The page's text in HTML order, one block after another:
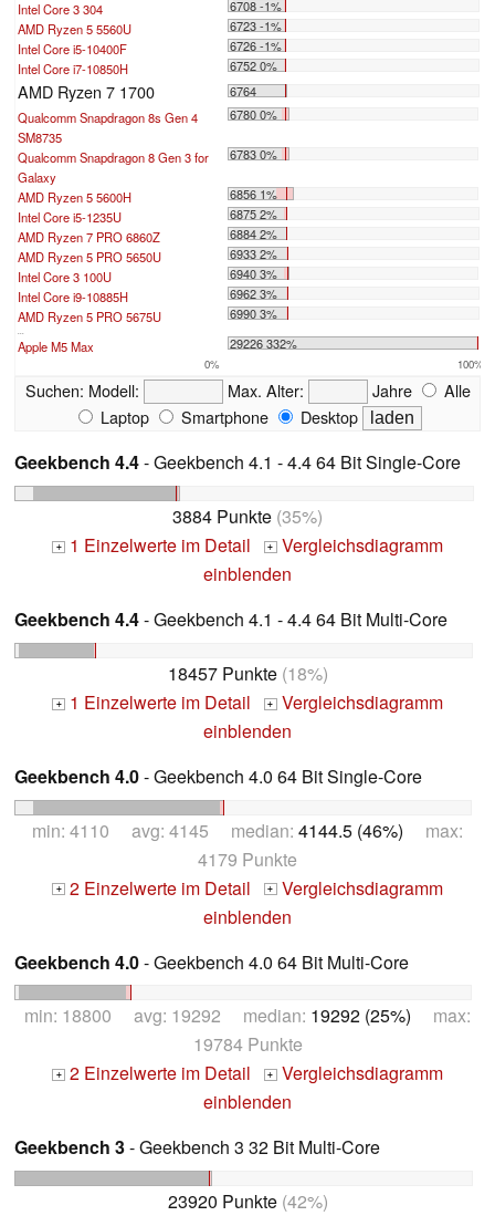
Intel Core 3 304
6708 -1%
AMD Ryzen 5 5560U
6723 -1%
Intel Core i5-10400F
6726 -1%
Intel Core i7-10850H
6752 0%
AMD Ryzen 7 1700
6764
Qualcomm Snapdragon 8s Gen 4
SM8735
6780 0%
Qualcomm Snapdragon 8 Gen 3 for
Galaxy
6783 0%
AMD Ryzen 5 5600H
6856 1%
Intel Core i5-1235U
6875 2%
AMD Ryzen 7 PRO 6860Z
6884 2%
AMD Ryzen 5 PRO 5650U
6933 2%
Intel Core 3 100U
6940 3%
Intel Core i9-10885H
6962 3%
AMD Ryzen 5 PRO 5675U
6990 3%
...
Apple M5 Max 29226 332%
0% 100%
Suchen: Modell: Max. Alter: Jahre
Alle
Laptop
Smartphone Desktop
Geekbench 4.4- Geekbench 4.1 - 4.4 64 Bit Single-Core
3884 Punkte (35%)
+ 1 Einzelwerte im Detail + Vergleichsdiagramm
einblenden
Geekbench 4.4- Geekbench 4.1 - 4.4 64 Bit Multi-Core
18457 Punkte(18%)
+ 1 Einzelwerte im Detail + Vergleichsdiagramm
einblenden
Geekbench 4.0- Geekbench 4.0 64 Bit Single-Core
min: 4110 avg: 4145 median: 4144.5 (46%) max:
4179 Punkte
+ 2 Einzelwerte im Detail + Vergleichsdiagramm
einblenden
Geekbench 4.0- Geekbench 4.0 64 Bit Multi-Core
min: 18800 avg: 19292 median: 19292 (25%) max:
19784 Punkte
+ 2 Einzelwerte im Detail + Vergleichsdiagramm
einblenden
Geekbench 3- Geekbench 3 32 Bit Multi-Core
23920 Punkte(42%)